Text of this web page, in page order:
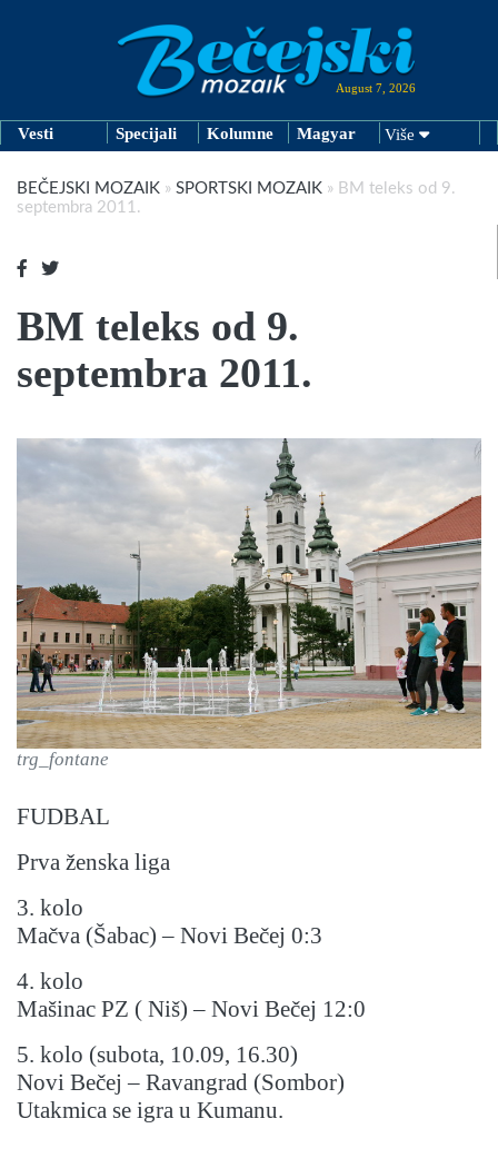
August 7, 2026
Vesti Specijali Kolumne Magyar Više
BEČEJSKI MOZAIK » SPORTSKI MOZAIK » BM teleks od 9.
septembra 2011.
BM teleks od 9.
septembra 2011.
trg_fontane
FUDBAL
Prva ženska liga
3. kolo
Mačva (Šabac) – Novi Bečej 0:3
4. kolo
Mašinac PZ ( Niš) – Novi Bečej 12:0
5. kolo (subota, 10.09, 16.30)
Novi Bečej – Ravangrad (Sombor)
Utakmica se igra u Kumanu.